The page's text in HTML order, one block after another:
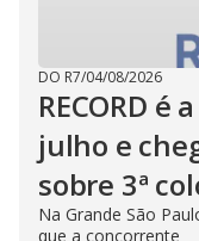
DO R7/04/08/2026
RECORD é
julho e
sobre 3ª
Na Grande São
que a concorrente